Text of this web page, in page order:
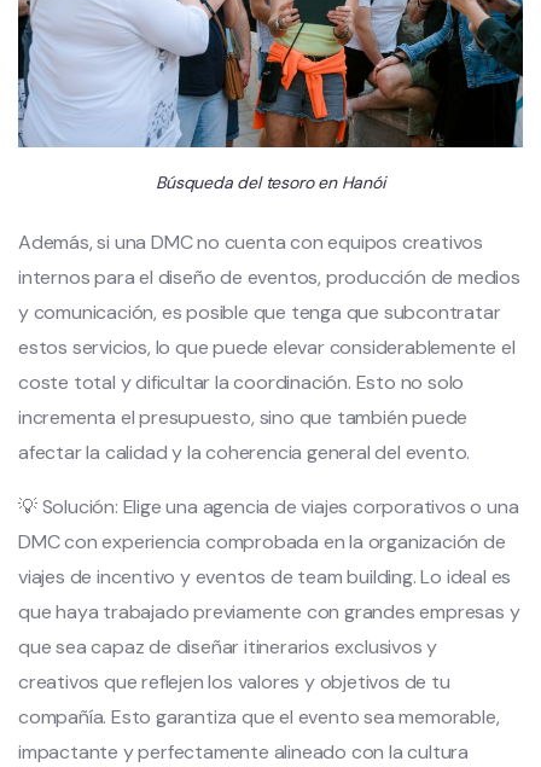
Búsqueda del tesoro en Hanói
Además, si una DMC no cuenta con equipos creativos
internos para el diseño de eventos, producción de medios
y comunicación, es posible que tenga que subcontratar
estos servicios, lo que puede elevar considerablemente el
coste total y dificultar la coordinación. Esto no solo
incrementa el presupuesto, sino que también puede
afectar la calidad y la coherencia general del evento.
💡 Solución: Elige una agencia de viajes corporativos o una
DMC con experiencia comprobada en la organización de
viajes de incentivo y eventos de team building. Lo ideal es
que haya trabajado previamente con grandes empresas y
que sea capaz de diseñar itinerarios exclusivos y
creativos que reflejen los valores y objetivos de tu
compañía. Esto garantiza que el evento sea memorable,
impactante y perfectamente alineado con la cultura